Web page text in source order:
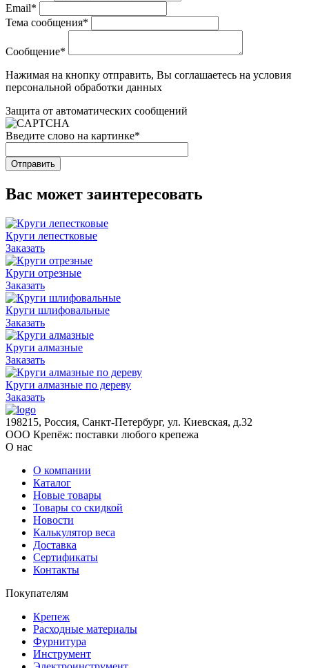
Email*
Тема сообщения*
Сообщение*
Нажимая на кнопку отправить, Вы соглашаетесь на условия
персональной обработки данных
Защита от автоматических сообщений
Введите слово на картинке*
Вас может заинтересовать
Круги лепестковые
Заказать
Круги отрезные
Заказать
Круги шлифовальные
Заказать
Круги алмазные
Заказать
Круги алмазные по дереву
Заказать
198215, Россия, Санкт-Петербург, ул. Киевская, д.32
ООО Крепёж: поставки любого крепежа
О нас
О компании
Каталог
Новые товары
Товары со скидкой
Новости
Калькулятор веса
Доставка
Сертификаты
Контакты
Покупателям
Крепеж
Расходные материалы
Фурнитура
Инструмент